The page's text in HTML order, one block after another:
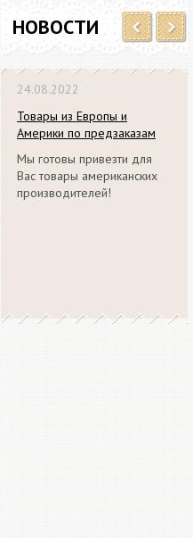
НОВОСТИ
24.08.2022
Товары из Европы и
Америки по предзаказам
Мы готовы привезти для
Вас товары американских
производителей!